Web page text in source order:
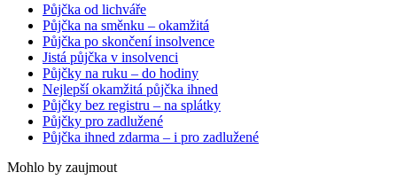
Půjčka od lichváře
Půjčka na směnku – okamžitá
Půjčka po skončení insolvence
Jistá půjčka v insolvenci
Půjčky na ruku – do hodiny
Nejlepší okamžitá půjčka ihned
Půjčky bez registru – na splátky
Půjčky pro zadlužené
Půjčka ihned zdarma – i pro zadlužené
Mohlo by zaujmout